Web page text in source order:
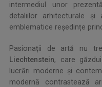
intermediul unor
detaliilor arhitecturale și
emblematice reședințe
Pasionații de artă nu
Liechtenstein, care
lucrări moderne și
modernă contrastează